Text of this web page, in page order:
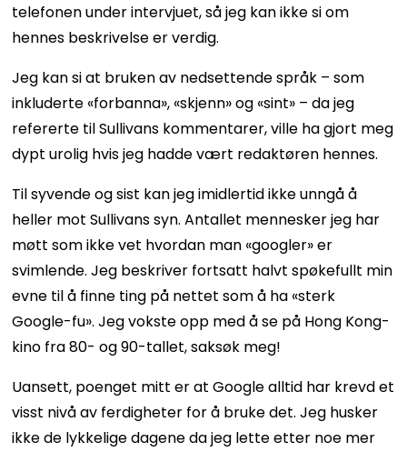
telefonen under intervjuet, så jeg kan ikke si om
hennes beskrivelse er verdig.
Jeg kan si at bruken av nedsettende språk – som
inkluderte «forbanna», «skjenn» og «sint» – da jeg
refererte til Sullivans kommentarer, ville ha gjort meg
dypt urolig hvis jeg hadde vært redaktøren hennes.
Til syvende og sist kan jeg imidlertid ikke unngå å
heller mot Sullivans syn. Antallet mennesker jeg har
møtt som ikke vet hvordan man «googler» er
svimlende. Jeg beskriver fortsatt halvt spøkefullt min
evne til å finne ting på nettet som å ha «sterk
Google-fu». Jeg vokste opp med å se på Hong Kong-
kino fra 80- og 90-tallet, saksøk meg!
Uansett, poenget mitt er at Google alltid har krevd et
visst nivå av ferdigheter for å bruke det. Jeg husker
ikke de lykkelige dagene da jeg lette etter noe mer